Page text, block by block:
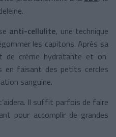
anti-cellulite, une technique
les capitons. Après sa
de crème hydratante et on
en faisant des petits cercles
sanguine.
Il suffit parfois de faire
pour accomplir de grandes